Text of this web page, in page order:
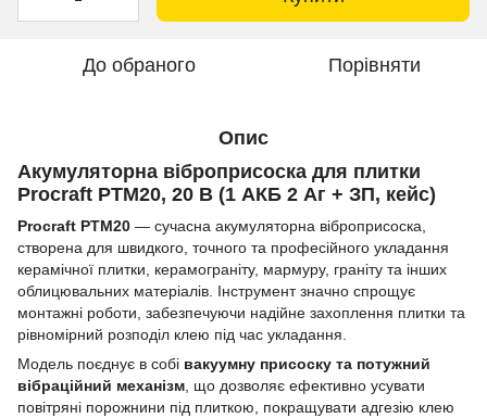
До обраного Порівняти
Опис
Акумуляторна віброприсоска для плитки
Procraft PTM20, 20 В (1 АКБ 2 Аг + ЗП, кейс)
Procraft PTM20 — сучасна акумуляторна віброприсоска,
створена для швидкого, точного та професійного укладання
керамічної плитки, керамограніту, мармуру, граніту та інших
облицювальних матеріалів. Інструмент значно спрощує
монтажні роботи, забезпечуючи надійне захоплення плитки та
рівномірний розподіл клею під час укладання.
Модель поєднує в собі вакуумну присоску та потужний
вібраційний механізм , що дозволяє ефективно усувати
повітряні порожнини під плиткою, покращувати адгезію клею